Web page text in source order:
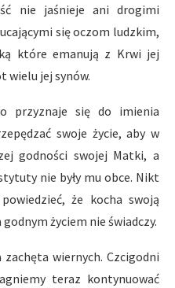
nie jaśnieje ani drogimi
się oczom ludzkim,
które emanują z Krwi jej
wielu jej synów.
przyznaje się do imienia
swoje życie, aby w
godności swojej Matki, a
nie były mu obce. Nikt
że kocha swoją
życiem nie świadczy.
zachęta wiernych. Czcigodni
teraz kontynuować